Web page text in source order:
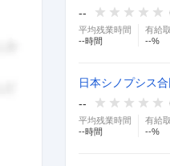
--
平均残業時間
--時間
有給
--%
日本シノプシス
--
平均残業時間
--時間
有給
--%